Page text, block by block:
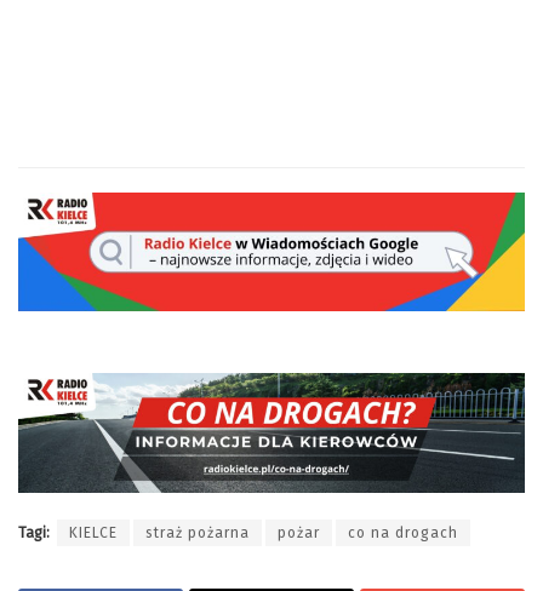
Tagi: KIELCE straż pożarna pożar co na drogach